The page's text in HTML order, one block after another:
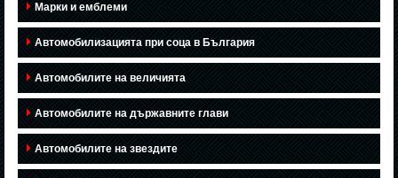
Марки и емблеми
Автомобилизацията при соца в България
Автомобилите на величията
Автомобилите на държавните глави
Автомобилите на звездите